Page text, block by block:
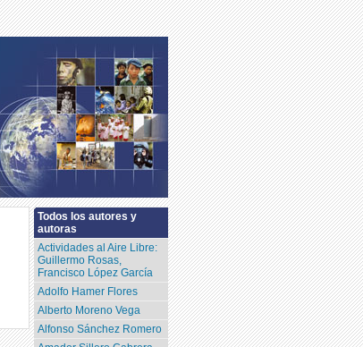
Todos los autores y
autoras
Actividades al Aire Libre:
Guillermo Rosas,
Francisco López García
Adolfo Hamer Flores
Alberto Moreno Vega
Alfonso Sánchez Romero